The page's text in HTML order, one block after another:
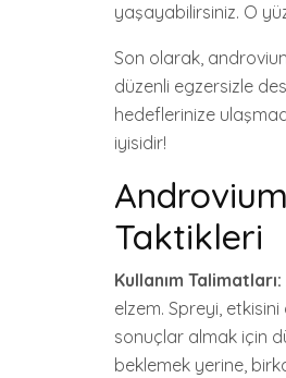
yaşayabilirsiniz. O
Son olarak,
düzenli egzersizle
hedeflerinize
iyisidir!
Taktikleri
Kullanım Talimatları:
elzem. Spreyi,
sonuçlar almak için
beklemek yerine,